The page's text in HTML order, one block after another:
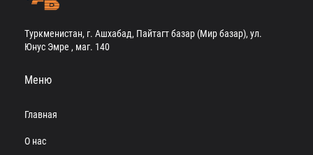
Туркменистан, г. Ашхабад, Пайтагт базар (Мир базар), ул.
Юнус Эмре , маг. 140
Меню
Главная
О нас